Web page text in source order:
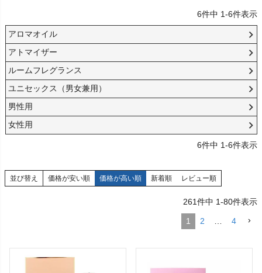
6件中 1-6件表示
アロマオイル
アトマイザー
ルームフレグランス
ユニセックス（男女兼用）
男性用
女性用
6件中 1-6件表示
並び替え 価格が安い順 価格が高い順 新着順 レビュー順
261件中 1-80件表示
1 2 4